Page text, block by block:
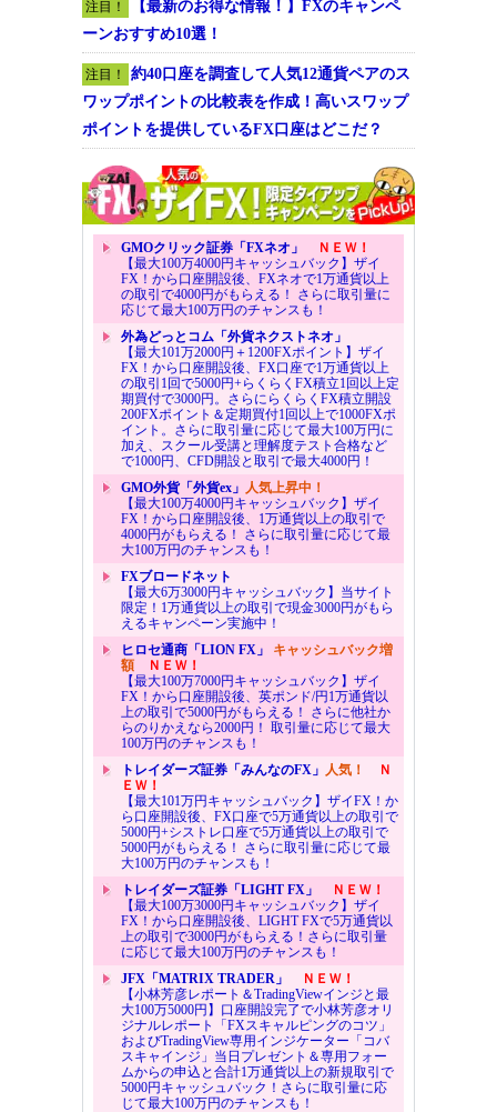
注目！
【最新のお得な情報！】FXのキャンペ
ーンおすすめ10選！
注目！
約40口座を調査して人気12通貨ペアのス
ワップポイントの比較表を作成！高いスワップ
ポイントを提供しているFX口座はどこだ？
GMOクリック証券「FXネオ」
ＮＥＷ！
【最大100万4000円キャッシュバック】ザイ
FX！から口座開設後、FXネオで1万通貨以上
の取引で4000円がもらえる！ さらに取引量に
応じて最大100万円のチャンスも！
外為どっとコム「外貨ネクストネオ」
【最大101万2000円＋1200FXポイント】ザイ
FX！から口座開設後、FX口座で1万通貨以上
の取引1回で5000円+らくらくFX積立1回以上定
期買付で3000円。さらにらくらくFX積立開設
200FXポイント＆定期買付1回以上で1000FXポ
イント。さらに取引量に応じて最大100万円に
加え、スクール受講と理解度テスト合格など
で1000円、CFD開設と取引で最大4000円！
GMO外貨「外貨ex」 人気上昇中！
【最大100万4000円キャッシュバック】ザイ
FX！から口座開設後、1万通貨以上の取引で
4000円がもらえる！ さらに取引量に応じて最
大100万円のチャンスも！
FXブロードネット
【最大6万3000円キャッシュバック】当サイト
限定！1万通貨以上の取引で現金3000円がもら
えるキャンペーン実施中！
ヒロセ通商「LION FX」 キャッシュバック増
額ＮＥＷ！
【最大100万7000円キャッシュバック】ザイ
FX！から口座開設後、英ポンド/円1万通貨以
上の取引で5000円がもらえる！ さらに他社か
らのりかえなら2000円！ 取引量に応じて最大
100万円のチャンスも！
トレイダーズ証券「みんなのFX」 人気！
Ｎ
ＥＷ！
【最大101万円キャッシュバック】ザイFX！か
ら口座開設後、FX口座で5万通貨以上の取引で
5000円+シストレ口座で5万通貨以上の取引で
5000円がもらえる！ さらに取引量に応じて最
大100万円のチャンスも！
トレイダーズ証券「LIGHT FX」
ＮＥＷ！
【最大100万3000円キャッシュバック】ザイ
FX！から口座開設後、LIGHT FXで5万通貨以
上の取引で3000円がもらえる！さらに取引量
に応じて最大100万円のチャンスも！
JFX「MATRIX TRADER」
ＮＥＷ！
【小林芳彦レポート＆TradingViewインジと最
大100万5000円】口座開設完了で小林芳彦オリ
ジナルレポート「FXスキャルピングのコツ」
およびTradingView専用インジケーター「コバ
スキャインジ」当日プレゼント＆専用フォー
ムからの申込と合計1万通貨以上の新規取引で
5000円キャッシュバック！さらに取引量に応
じて最大100万円のチャンスも！